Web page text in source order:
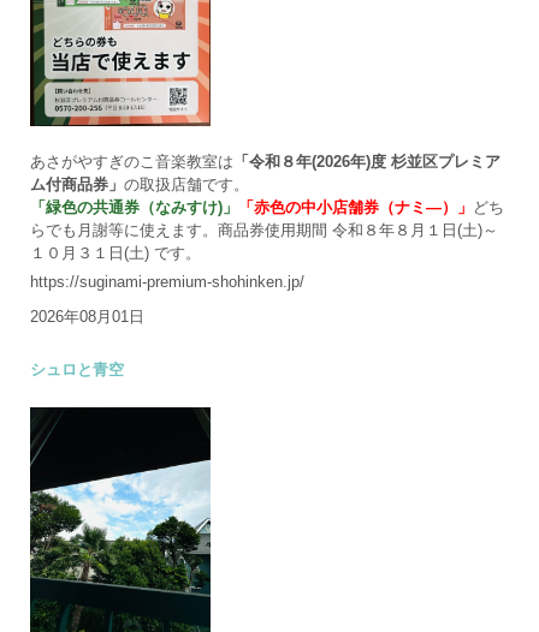
あさがやすぎのこ音楽教室は 「令和８年(2026年)度 杉並区プレミア
ム付商品券」 の取扱店舗です。
「緑色の共通券（なみすけ)」
「赤色の中小店舗券（ナミ―）」 どち
らでも月謝等に使えます。商品券使用期間 令和８年８月１日(土)～
１０月３１日(土) です。
https://suginami-premium-shohinken.jp/
2026年08月01日
シュロと青空